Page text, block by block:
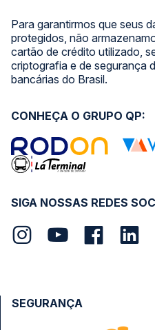
Para garantirmos que seus
protegidos, não
cartão de crédito utilizado,
criptografia e de segurança
bancárias do Brasil.
SIGA NOSSAS REDES
CONHEÇA O GRUPO QP:
SEGURANÇA